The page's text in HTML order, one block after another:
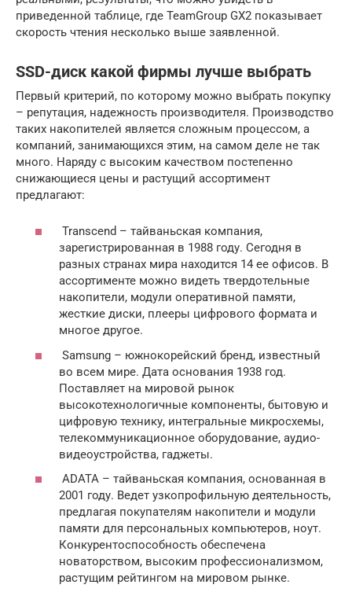
приведенной таблице, где TeamGroup GX2 показывает
скорость чтения несколько выше заявленной.
SSD-диск какой фирмы лучше выбрать
Первый критерий, по которому можно выбрать покупку
– репутация, надежность производителя. Производство
таких накопителей является сложным процессом, а
компаний, занимающихся этим, на самом деле не так
много. Наряду с высоким качеством постепенно
снижающиеся цены и растущий ассортимент
предлагают:
Transcend – тайваньская компания,
зарегистрированная в 1988 году. Сегодня в
разных странах мира находится 14 ее офисов. В
ассортименте можно видеть твердотельные
накопители, модули оперативной памяти,
жесткие диски, плееры цифрового формата и
многое другое.
Samsung – южнокорейский бренд, известный
во всем мире. Дата основания 1938 год.
Поставляет на мировой рынок
высокотехнологичные компоненты, бытовую и
цифровую технику, интегральные микросхемы,
телекоммуникационное оборудование, аудио-
видеоустройства, гаджеты.
ADATA – тайваньская компания, основанная в
2001 году. Ведет узкопрофильную деятельность,
предлагая покупателям накопители и модули
памяти для персональных компьютеров, ноут.
Конкурентоспособность обеспечена
новаторством, высоким профессионализмом,
растущим рейтингом на мировом рынке.